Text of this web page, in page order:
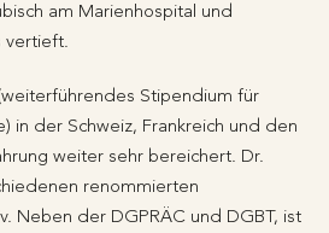
am Marienhospital und
vertieft.
Stipendium für
in der Schweiz, Frankreich und den
weiter sehr bereichert. Dr.
renommierten
Neben der DGPRÄC und DGBT, ist